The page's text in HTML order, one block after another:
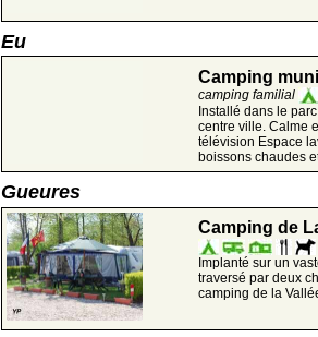
Eu
Camping
camping familial
Installé dans le
centre ville. Calme
télévision Espace
boissons chaudes
Gueures
Camping de
Implanté sur un
traversé par deux
camping de la